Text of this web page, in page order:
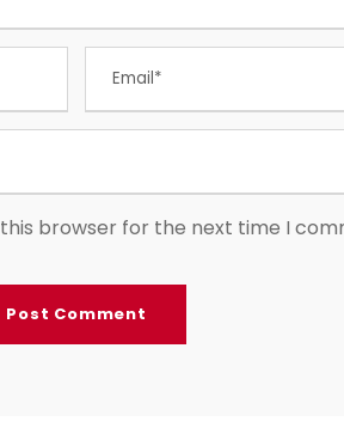
browser for the next time I